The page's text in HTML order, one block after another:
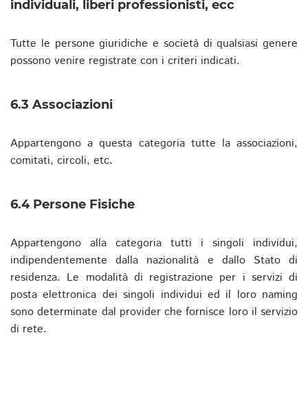
individuali, liberi professionisti, ecc
Tutte le persone giuridiche e società di qualsiasi genere
possono venire registrate con i criteri indicati.
6.3 Associazioni
Appartengono a questa categoria tutte la associazioni,
comitati, circoli, etc.
6.4 Persone Fisiche
Appartengono alla categoria tutti i singoli individui,
indipendentemente dalla nazionalità e dallo Stato di
residenza. Le modalità di registrazione per i servizi di
posta elettronica dei singoli individui ed il loro naming
sono determinate dal provider che fornisce loro il servizio
di rete.